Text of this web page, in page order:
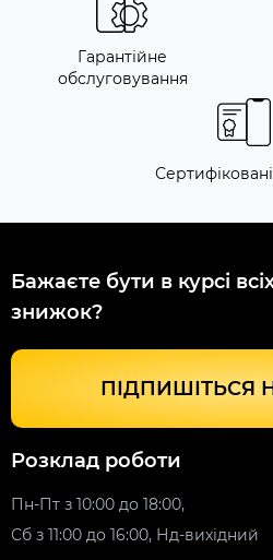
Гарантійне
обслуговування
Бажаєте бути в курсі
знижок?
ПІДПИШІТЬСЯ
Розклад роботи
Пн-Пт з 10:00 до 18:00,
Сб з 11:00 до 16:00, Нд-вихідний